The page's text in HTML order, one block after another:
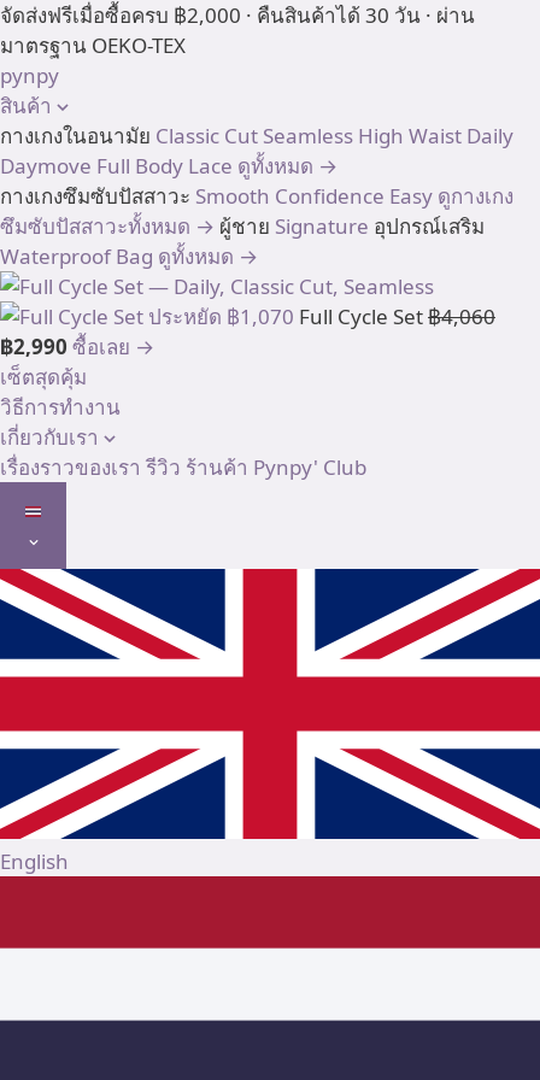
Skip
to
content
จัดส่งฟรีเมื่อซื้อครบ ฿2,000 · คืนสินค้าได้ 30 วัน · ผ่าน
มาตรฐาน OEKO-TEX
pynpy
สินค้า
กางเกงในอนามัย Classic Cut Seamless High Waist Daily
Daymove Full Body Lace ดูทั้งหมด →
กางเกงซึมซับปัสสาวะ Smooth Confidence Easy ดูกางเกง
ซึมซับปัสสาวะทั้งหมด → ผู้ชาย Signature อุปกรณ์เสริม
Waterproof Bag ดูทั้งหมด →
ประหยัด ฿1,070 Full Cycle Set฿4,060
฿2,990 ซื้อเลย →
เซ็ตสุดคุ้ม
วิธีการทำงาน
เกี่ยวกับเรา
เรื่องราวของเรา รีวิว ร้านค้า Pynpy' Club
English